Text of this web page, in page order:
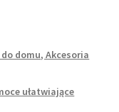
domu, Akcesoria
ułatwiające